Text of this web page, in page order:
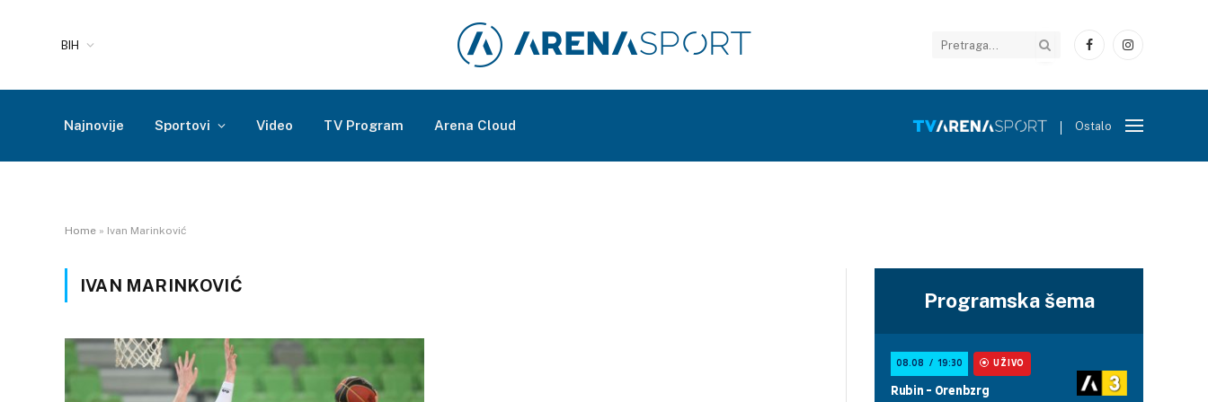
BIH
FacebookInstagram
Najnovije Sportovi Video TV Program Arena Cloud Ostalo
Home » Ivan Marinković
IVAN MARINKOVIĆ
Programska šema